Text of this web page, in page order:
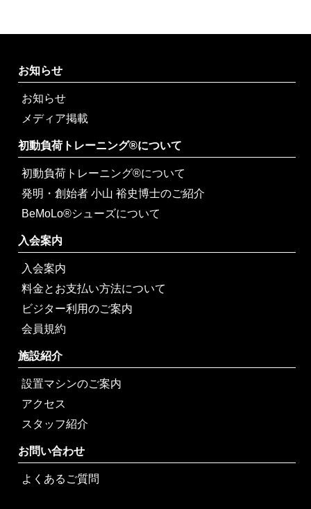
お知らせ
お知らせ
メディア掲載
初動負荷トレーニング®について
初動負荷トレーニング®について
発明・創始者 小山 裕史博士のご紹介
BeMoLo®シューズについて
入会案内
入会案内
料金とお支払い方法について
ビジター利用のご案内
会員規約
施設紹介
設置マシンのご案内
アクセス
スタッフ紹介
お問い合わせ
よくあるご質問